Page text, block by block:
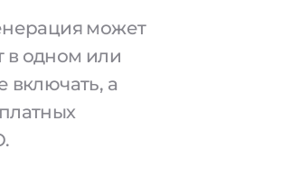
может
в одном или
включать, а